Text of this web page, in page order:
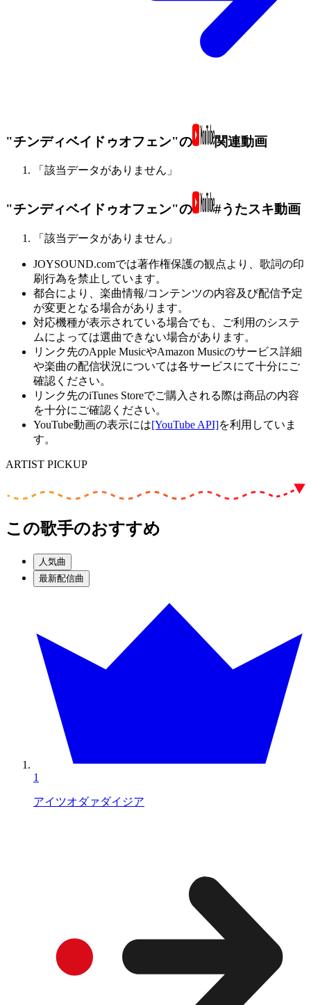
"チンディベイドゥオフェン"の 関連動画
「該当データがありません」
"チンディベイドゥオフェン"の #うたスキ動画
「該当データがありません」
JOYSOUND.comでは著作権保護の観点より、歌詞の印
刷行為を禁止しています。
都合により、楽曲情報/コンテンツの内容及び配信予定
が変更となる場合があります。
対応機種が表示されている場合でも、ご利用のシステ
ムによっては選曲できない場合があります。
リンク先のApple MusicやAmazon Musicのサービス詳細
や楽曲の配信状況については各サービスにて十分にご
確認ください。
リンク先のiTunes Storeでご購入される際は商品の内容
を十分にご確認ください。
YouTube動画の表示には[YouTube API]を利用していま
す。
ARTIST PICKUP
この歌手のおすすめ
人気曲
最新配信曲
1
アイツオダァダイジア